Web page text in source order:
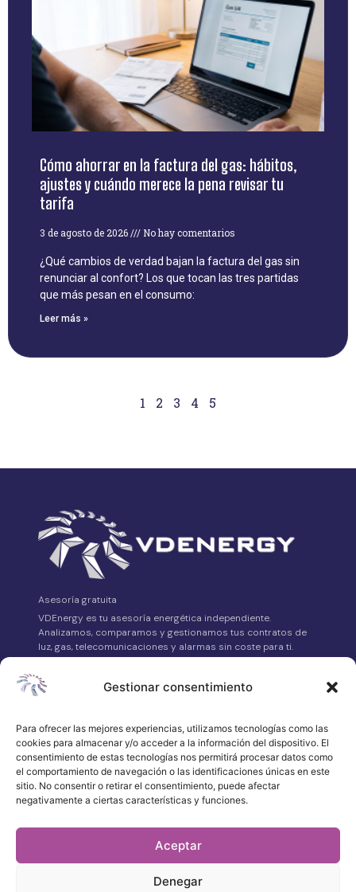
Gestionar consentimiento
Para ofrecer las mejores experiencias, utilizamos tecnologías como las
cookies para almacenar y/o acceder a la información del dispositivo. El
consentimiento de estas tecnologías nos permitirá procesar datos como
el comportamiento de navegación o las identificaciones únicas en este
sitio. No consentir o retirar el consentimiento, puede afectar
negativamente a ciertas características y funciones.
Aceptar
Denegar
Cómo ahorrar en la factura del gas: hábitos,
ajustes y cuándo merece la pena revisar tu
tarifa
3 de agosto de 2026 No hay comentarios
¿Qué cambios de verdad bajan la factura del gas sin
renunciar al confort? Los que tocan las tres partidas
que más pesan en el consumo:
Leer más »
1 2 3 4 5
Asesoría gratuita
VDEnergy es tu asesoría energética independiente.
Analizamos, comparamos y gestionamos tus contratos de
luz, gas, telecomunicaciones y alarmas sin coste para ti.
658 315 539
WhatsApp
atencionalcliente@vdenergy.es
© 2026 VDEnergy. Todos los derechos
Aviso legal